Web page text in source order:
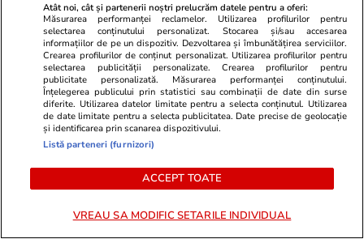
Mediafax.ro
EXCLUSIV. Ultimele clipe ale lui
Gabi Mureșan. Mărturia
CUTREMURĂTOARE a preotului
care era cu fostul fotbalist în
seara tragediei
StirileKanalD.ro
Sorin
lui Veștea
PROMO
Atât noi, cât și partenerii noștri prelucrăm datele pentru a oferi:
Măsurarea performanței reclamelor. Utilizarea profilurilor pentru
selectarea conținutului personalizat. Stocarea și/sau accesarea
informațiilor de pe un dispozitiv. Dezvoltarea și îmbunătățirea serviciilor.
Crearea profilurilor de conținut personalizat. Utilizarea profilurilor pentru
selectarea publicității personalizate. Crearea profilurilor pentru
publicitate personalizată. Măsurarea performanței conținutului.
Înțelegerea publicului prin statistici sau combinații de date din surse
diferite. Utilizarea datelor limitate pentru a selecta conținutul. Utilizarea
de date limitate pentru a selecta publicitatea. Date precise de geolocație
și identificarea prin scanarea dispozitivului.
Listă parteneri (furnizori)
ACCEPT TOATE
VREAU SA MODIFIC SETARILE INDIVIDUAL